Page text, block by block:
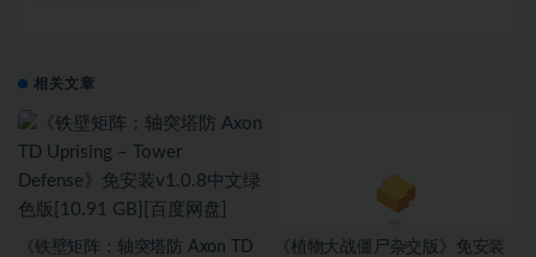
相关文章
《铁壁矩阵：轴突塔防 Axon TD
《植物大战僵尸杂交版》免安装